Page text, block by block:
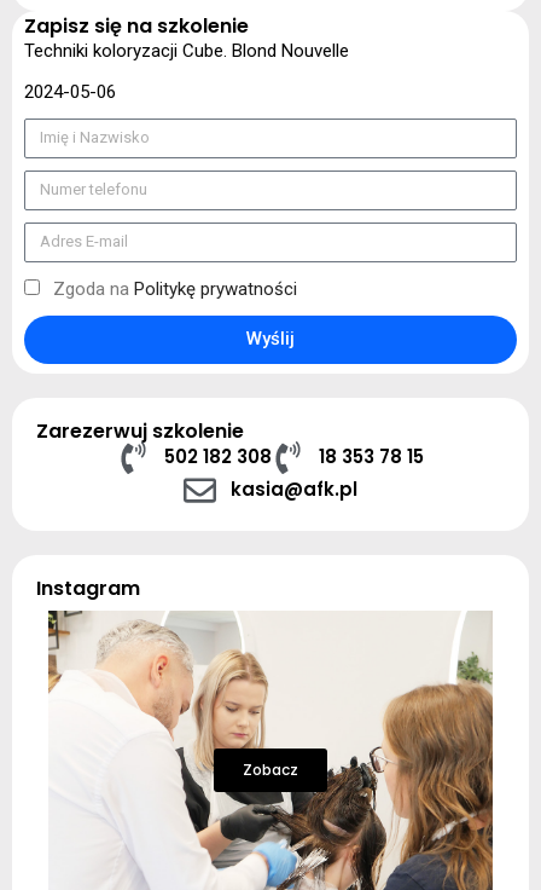
Zapisz się na szkolenie
Techniki koloryzacji Cube. Blond Nouvelle
2024-05-06
Zgoda na Politykę prywatności
Wyślij
Zarezerwuj szkolenie
502 182 308
18 353 78 15
kasia@afk.pl
Instagram
Zobacz